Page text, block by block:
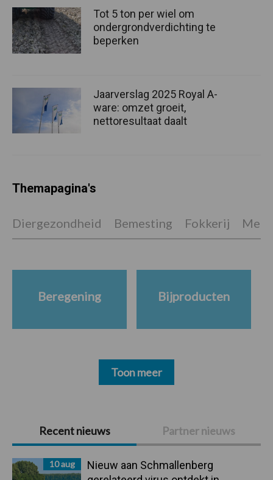
Primaire
Sidebar
Recent nieuws Partner nieuws
10 aug
Nieuw aan Schmallenberg
Tot 5 ton per wiel om
ondergrondverdichting te
beperken
Jaarverslag 2025 Royal A-
ware: omzet groeit,
nettoresultaat daalt
Themapagina's
Diergezondheid Bemesting Fokkerij
Beregening Bijproducten
Toon meer